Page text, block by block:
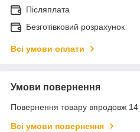
Післяплата
Безготівковий розрахунок
Всі умови оплати
Умови повернення
Повернення товару впродовж 14
Всі умови повернення